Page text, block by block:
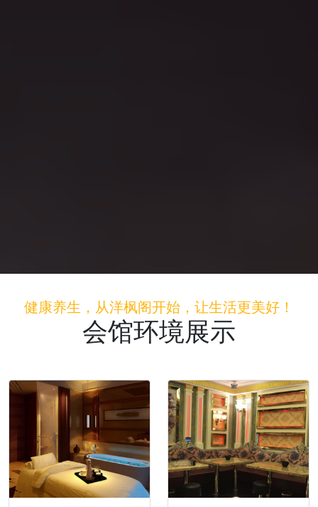
健康养生，从洋枫阁开始，让生活更美好！
会馆环境展示